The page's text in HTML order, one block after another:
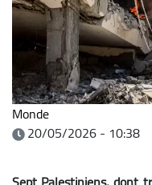
Monde
20/05/2026 - 10:38